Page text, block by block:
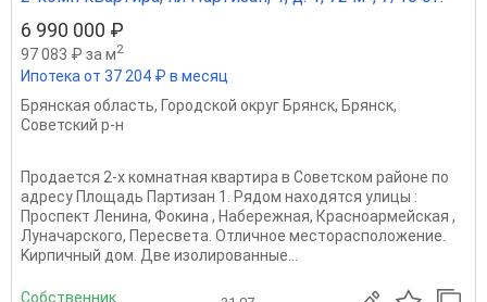
6 990 000 ₽
97 083 ₽ за м2
Ипотека от 37 204 ₽ в месяц
Брянская область, Городской округ Брянск, Брянск,
Советский р-н
Продается 2-х комнатная квартира в Советском районе по
адресу Площадь Партизан 1. Рядом находятся улицы :
Проспект Ленина, Фокина , Набережная, Красноармейская ,
Луначарского, Пересвета. Отличное месторасположение.
Kиpпичный дом. Две изолированные...
Собственник